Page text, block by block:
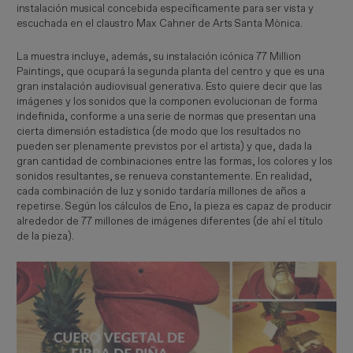
instalación musical concebida específicamente para ser vista y
escuchada en el claustro Max Cahner de Arts Santa Mònica.
La muestra incluye, además, su instalación icónica 77 Million
Paintings, que ocupará la segunda planta del centro y que es una
gran instalación audiovisual generativa. Esto quiere decir que las
imágenes y los sonidos que la componen evolucionan de forma
indefinida, conforme a una serie de normas que presentan una
cierta dimensión estadística (de modo que los resultados no
pueden ser plenamente previstos por el artista) y que, dada la
gran cantidad de combinaciones entre las formas, los colores y los
sonidos resultantes, se renueva constantemente. En realidad,
cada combinación de luz y sonido tardaría millones de años a
repetirse. Según los cálculos de Eno, la pieza es capaz de producir
alrededor de 77 millones de imágenes diferentes (de ahí el título
de la pieza).